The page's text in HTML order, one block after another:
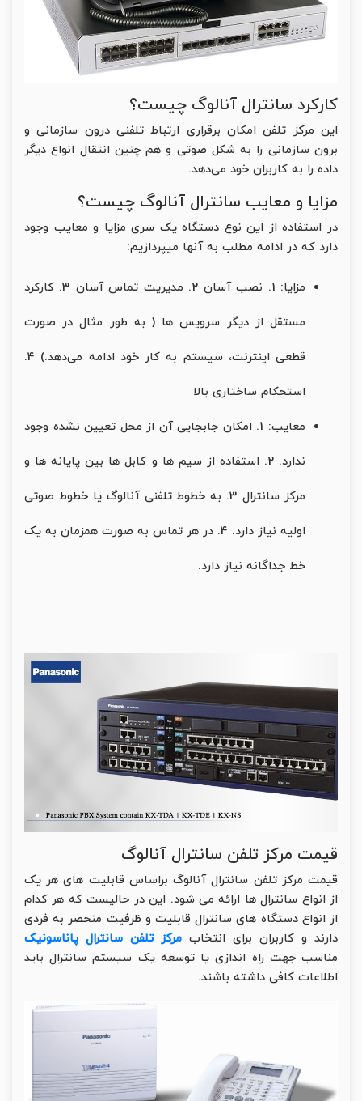
کارکرد سانترال آنالوگ چیست؟
این مرکز تلفن امکان برقراری ارتباط تلفنی درون سازمانی و
برون سازمانی را به شکل صوتی و هم چنین انتقال انواع دیگر
داده را به کاربران خود می‌دهد.
مزایا و معایب سانترال آنالوگ چیست؟
در استفاده از این نوع دستگاه یک سری مزایا و معایب وجود
دارد که در ادامه مطلب به آنها میپردازیم:
مزایا: 1. نصب آسان 2. مدیریت تماس آسان 3. کارکرد
مستقل از دیگر سرویس ها ( به طور مثال در صورت
قطعی اینترنت، سیستم به کار خود ادامه می‌دهد.) 4.
استحکام ساختاری بالا
معایب: 1. امکان جابجایی آن از محل تعیین نشده وجود
ندارد. 2. استفاده از سیم ها و کابل ها بین پایانه ها و
مرکز سانترال 3. به خطوط تلفنی آنالوگ یا خطوط صوتی
اولیه نیاز دارد. 4. در هر تماس به صورت همزمان به یک
خط جداگانه نیاز دارد.
قیمت مرکز تلفن سانترال آنالوگ
قیمت مرکز تلفن سانترال آنالوگ براساس قابلیت های هر یک
از انواع سانترال ها ارائه می شود. این در حالیست که هر کدام
از انواع دستگاه های سانترال قابلیت و ظرفیت منحصر به فردی
دارند و کاربران برای انتخاب مرکز تلفن سانترال پاناسونیک
مناسب جهت راه اندازی یا توسعه یک سیستم سانترال باید
اطلاعات کافی داشته باشند.